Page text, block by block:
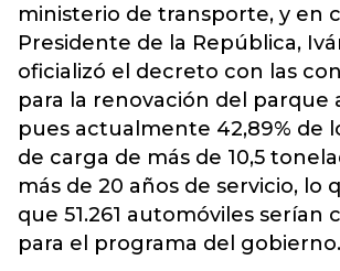
ministerio de transporte, y en
Presidente de la República,
oficializó el decreto con las
para la renovación del parque
pues actualmente 42,89% de
de carga de más de 10,5
más de 20 años de servicio, lo
que 51.261 automóviles serían
para el programa del gobierno.